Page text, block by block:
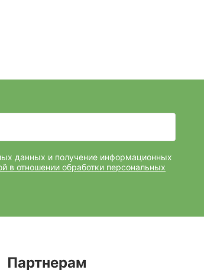
данных и получение информационных
в отношении обработки персональных
Партнерам